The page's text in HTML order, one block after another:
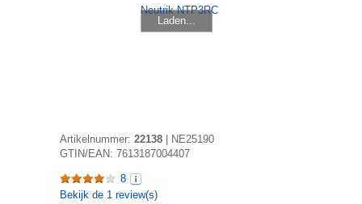
Laden...
Artikelnummer: 22138
NE25190
GTIN/EAN: 7613187004407
8
Bekijk de 1 review(s)